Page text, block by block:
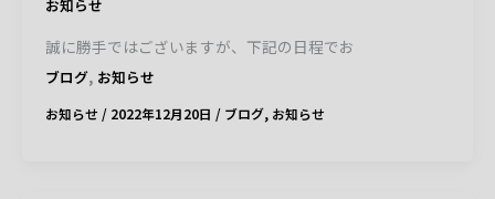
お知らせ
誠に勝手ではございますが、下記の日程でお
ブログ, お知らせ
お知らせ / 2022年12月20日 / ブログ, お知らせ